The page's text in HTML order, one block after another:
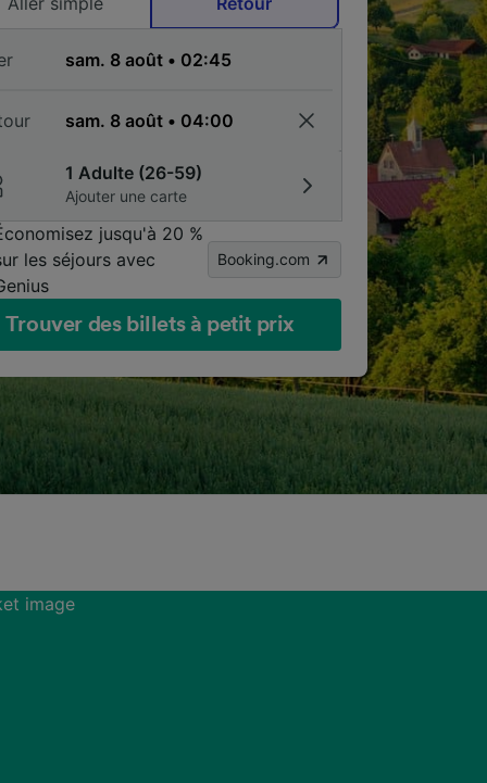
1 Adulte (26-59)
Ajouter une carte
jusqu'à 20 %
les séjours avec
Booking.com
Trouver des billets à petit prix